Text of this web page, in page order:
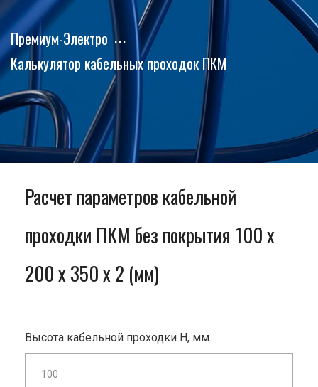
Премиум-Электро
Калькулятор кабельных проходок ПКМ
Расчет параметров кабельной
проходки ПКМ без покрытия 100 x
200 x 350 x 2 (мм)
Высота кабельной проходки H, мм